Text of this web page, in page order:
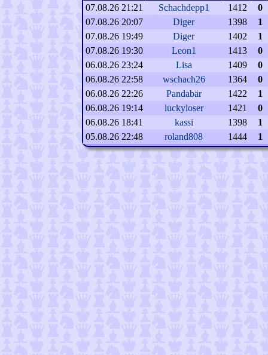
07.08.26 21:21 Schachdepp1 1412
0
07.08.26 20:07
Diger 1398
1
07.08.26 19:49
Diger 1402
1
07.08.26 19:30
Leon1 1413
0
06.08.26 23:24
Lisa 1409
0
06.08.26 22:58
wschach26 1364
0
06.08.26 22:26
Pandabär 1422
1
06.08.26 19:14
luckyloser 1421
0
06.08.26 18:41
kassi 1398
1
05.08.26 22:48
roland808 1444 1